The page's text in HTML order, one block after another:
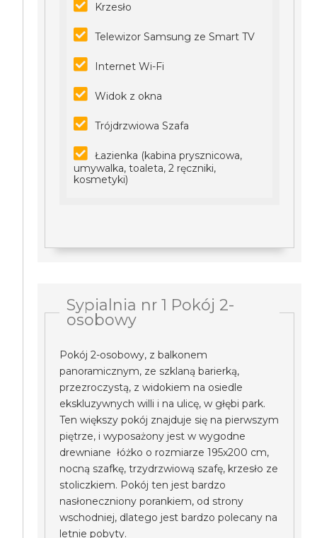
Krzesło
Telewizor Samsung ze Smart TV
Internet Wi-Fi
Widok z okna
Trójdrzwiowa Szafa
Łazienka (kabina prysznicowa,
umywalka, toaleta, 2 ręczniki,
kosmetyki)
Sypialnia nr 1 Pokój 2-
osobowy
Pokój 2-osobowy, z balkonem
panoramicznym, ze szklaną barierką,
przezroczystą, z widokiem na osiedle
ekskluzywnych willi i na ulicę, w głębi park.
Ten większy pokój znajduje się na pierwszym
piętrze, i wyposażony jest w wygodne
drewniane łóżko o rozmiarze 195x200 cm,
nocną szafkę, trzydrzwiową szafę, krzesło ze
stoliczkiem. Pokój ten jest bardzo
nasłoneczniony porankiem, od strony
wschodniej, dlatego jest bardzo polecany na
letnie pobyty.